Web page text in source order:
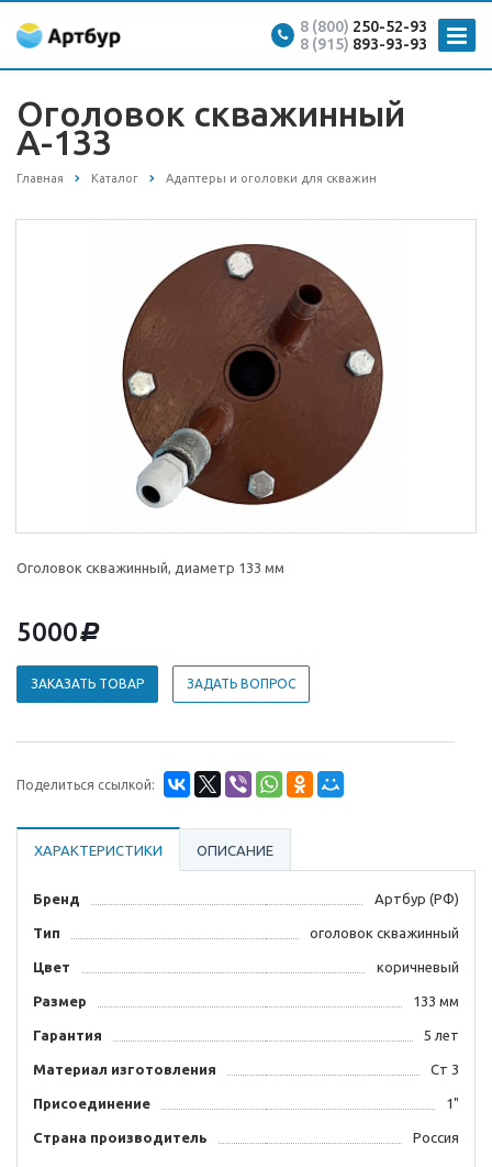
8 (800) 250-52-93
8 (915) 893-93-93
Оголовок скважинный
А-133
Главная Каталог Адаптеры и оголовки для скважин
Оголовок скважинный, диаметр 133 мм
5000d
ЗАКАЗАТЬ ТОВАР ЗАДАТЬ ВОПРОС
Поделиться ссылкой:
ХАРАКТЕРИСТИКИ ОПИСАНИЕ
Бренд Артбур (РФ)
Тип оголовок скважинный
Цвет коричневый
Размер 133 мм
Гарантия 5 лет
Материал изготовления Ст 3
Присоединение 1"
Страна производитель Россия